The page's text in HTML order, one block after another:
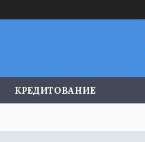
КРЕДИТОВАНИЕ